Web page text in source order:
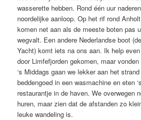
wasserette hebben. Rond één uur
noordelijke aanloop. Op het rif rond
komen net aan als de meeste boten pas
wegvalt. Een andere Nederlandse boot
Yacht) komt iets na ons aan. Ik help
door Limfefjorden gekomen, maar
‘s Middags gaan we lekker aan het
beddengoed in een wasmachine en eten
restaurantje in de haven. We overwegen
huren, maar zien dat de afstanden zo
leuke wandeling is.